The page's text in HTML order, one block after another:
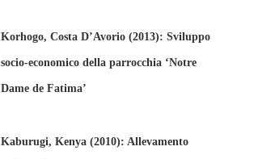
Korhogo, Costa D’Avorio (2013): Sviluppo
socio-economico della parrocchia ‘Notre
Dame de Fatima’
Kaburugi, Kenya (2010): Allevamento